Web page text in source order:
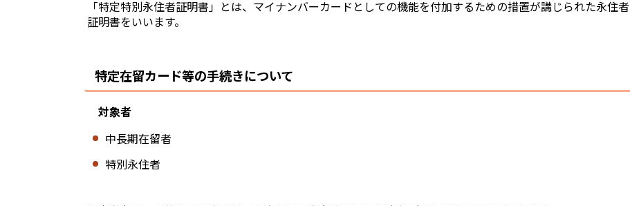
「特定特別永住者証明書」とは、マイナンバーカードとしての機能を付加するための措置が講じられた永住者
証明書をいいます。
特定在留カード等の手続きについて
対象者
中長期在留者
特別永住者